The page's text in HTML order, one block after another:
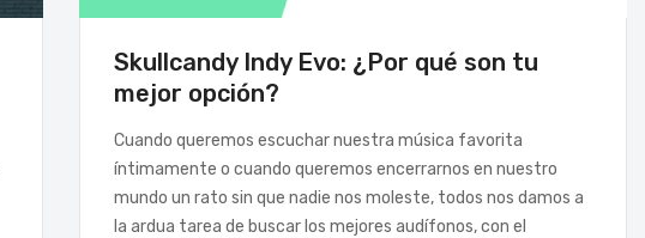
Skullcandy Indy Evo: ¿Por qué son tu
mejor opción?
Cuando queremos escuchar nuestra música favorita
íntimamente o cuando queremos encerrarnos en nuestro
mundo un rato sin que nadie nos moleste, todos nos damos a
la ardua tarea de buscar los mejores audífonos, con el